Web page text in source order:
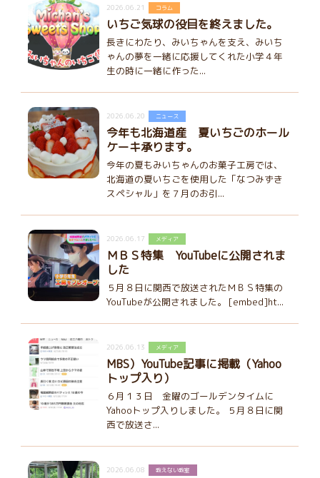
2026.06.21 コラム
いちご気球の役目を終えました。
長きにわたり、みいちゃんを支え、みいち
ゃんの夢を一緒に応援してくれた小学４年
生の時に一緒に作った...
2026.06.20 ニュース
今年も北海道産 夏いちごのホール
ケーキ承ります。
今年の夏もみいちゃんのお菓子工房では、
北海道の夏いちごを使用した「なつみずき
スペシャル」を７月のお引...
2026.06.17 メディア
ＭＢＳ特集 YouTubeに公開されま
した
５月８日に関西で放送されたＭＢＳ特集の
YouTubeが公開されました。 [embed]ht...
2026.06.13 メディア
MBS）YouTube記事に掲載（Yahoo
トップ入り）
６月１３日 金曜のゴールデンタイムに
Yahooトップ入りしました。 ５月８日に関
西で放送さ...
2026.06.08 教えない教室